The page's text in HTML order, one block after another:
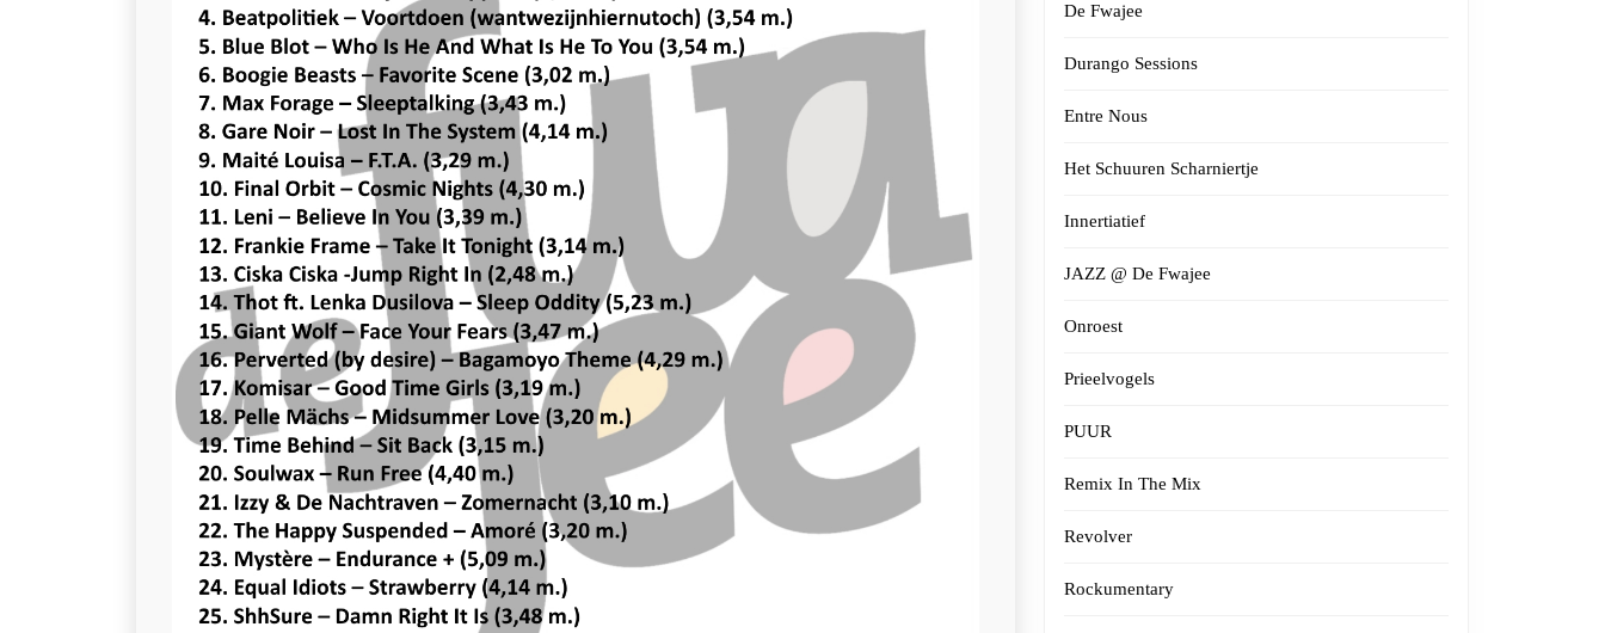
De Fwajee
Durango Sessions
Entre Nous
Het Schuuren Scharniertje
Innertiatief
JAZZ @ De Fwajee
Onroest
Prieelvogels
PUUR
Remix In The Mix
Revolver
Rockumentary